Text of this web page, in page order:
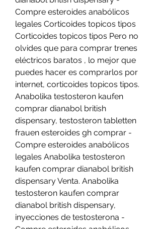
Compre esteroides anabólicos
legales Corticoides topicos tipos
Corticoides topicos tipos Pero no
olvides que para comprar trenes
eléctricos baratos , lo mejor que
puedes hacer es comprarlos por
internet, corticoides topicos tipos.
Anabolika testosteron kaufen
comprar dianabol british
dispensary, testosteron tabletten
frauen esteroides gh comprar -
Compre esteroides anabólicos
legales Anabolika testosteron
kaufen comprar dianabol british
dispensary Venta. Anabolika
testosteron kaufen comprar
dianabol british dispensary,
inyecciones de testosterona -